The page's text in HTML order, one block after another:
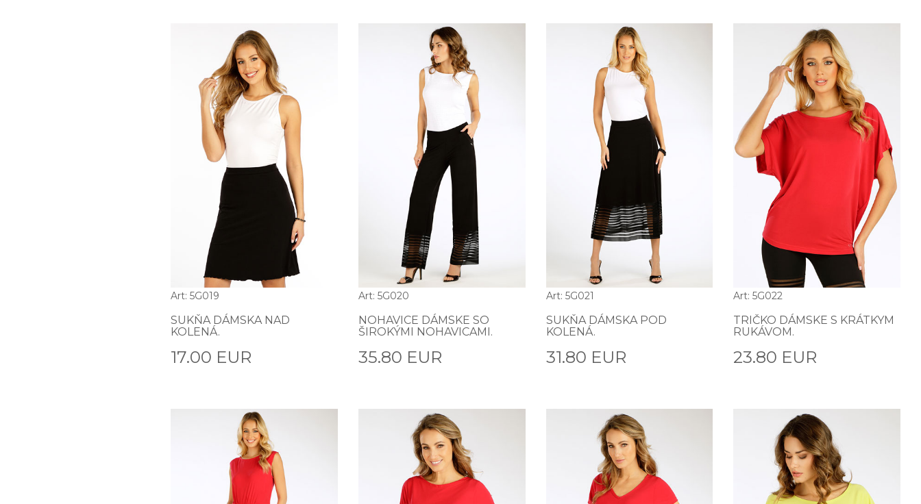
Art: 5G019
SUKŇA DÁMSKA NAD
KOLENÁ.
17.00 EUR
Art: 5G020
NOHAVICE DÁMSKE SO
ŠIROKÝMI NOHAVICAMI.
35.80 EUR
Art: 5G021
SUKŇA DÁMSKA POD
KOLENÁ.
31.80 EUR
Art: 5G022
TRIČKO DÁMSKE S KRÁTKYM
RUKÁVOM.
23.80 EUR